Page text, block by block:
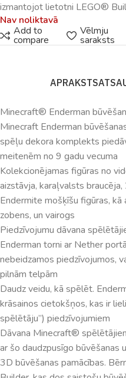
izmantojot lietotni LEGO®
Nav noliktavā
Add to
compare
Vēlmju
saraksts
APRAKSTS
Minecraft® Enderman
Minecraft Enderman
spēļu dekora komplekts
meitenēm no 9 gadu vecuma
Kolekcionējamas figūras no
aizstāvja, karaļvalsts
Endermite mošķīšu figūras,
zobens, un vairogs
Piedzīvojumu dāvana
Enderman torni ar Nether
nebeidzamos piedzīvojumos,
pilnām telpām
Daudz veidu, kā spēlēt.
krāsainos cietokšņos, kas ir
spēlētāju”) piedzīvojumiem
Dāvana Minecraft®
ar šo daudzpusīgo būvēšanas
3D būvēšanas pamācības.